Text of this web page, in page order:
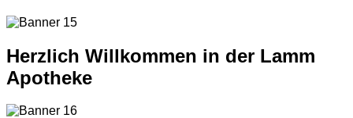
Herzlich Willkommen in der Lamm
Apotheke